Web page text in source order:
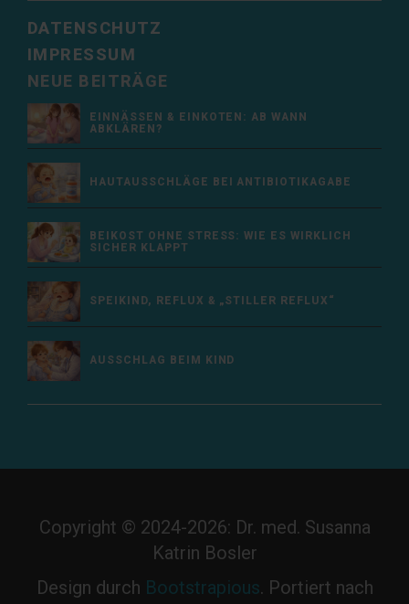
DATENSCHUTZ
IMPRESSUM
NEUE BEITRÄGE
EINNÄSSEN & EINKOTEN: AB WANN
ABKLÄREN?
HAUTAUSSCHLÄGE BEI ANTIBIOTIKAGABE
BEIKOST OHNE STRESS: WIE ES WIRKLICH
SICHER KLAPPT
SPEIKIND, REFLUX & „STILLER REFLUX“
AUSSCHLAG BEIM KIND
Copyright © 2024-2026: Dr. med. Susanna
Katrin Bosler
Design durch Bootstrapious. Portiert nach